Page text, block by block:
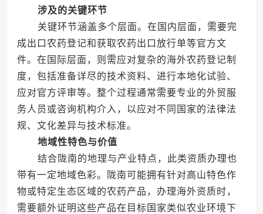
涉及的关键环节
关键环节涵盖多个层面。在国内层面，需要完
成出口农药登记和获取农药出口放行单等官方文
件。在国际层面，则需应对复杂的海外农药登记制
度，包括准备详尽的技术资料、进行本地化试验、
应对官方评审等。整个过程通常需要专业的外贸服
务人员或咨询机构介入，以应对不同国家的法律法
规、文化差异与技术标准。
地域性特色与价值
结合陇南的地理与产业特点，此类资质办理也
带有一定地域色彩。陇南可能拥有针对高山特色作
物或特定生态区域的农药产品，办理海外资质时，
需要额外证明这些产品在目标国家类似农业环境下